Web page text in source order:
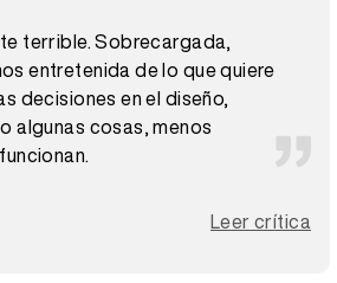
terrible. Sobrecargada,
entretenida de lo que quiere
decisiones en el diseño,
algunas cosas, menos
Leer crítica